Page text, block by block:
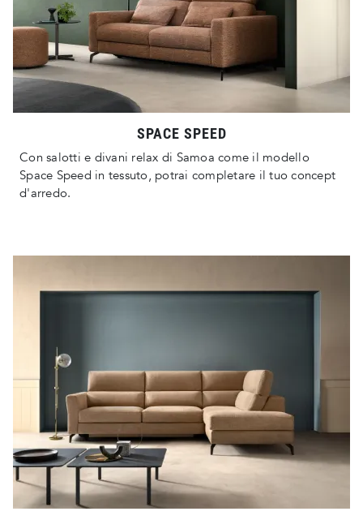
SPACE SPEED
Con salotti e divani relax di Samoa come il modello
Space Speed in tessuto, potrai completare il tuo concept
d'arredo.